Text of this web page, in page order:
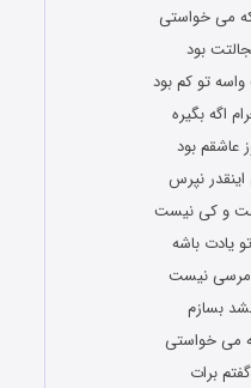
که می خواستی
بود
تو کم بود
اگه بگیره
عاشقم بود
نپرس
و کی نیست
یادت باشه
مرسی نیست
بسازم
می خواستی
برات